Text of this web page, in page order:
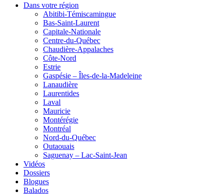
Dans votre région
Abitibi-Témiscamingue
Bas-Saint-Laurent
Capitale-Nationale
Centre-du-Québec
Chaudière-Appalaches
Côte-Nord
Estrie
Gaspésie – Îles-de-la-Madeleine
Lanaudière
Laurentides
Laval
Mauricie
Montérégie
Montréal
Nord-du-Québec
Outaouais
Saguenay – Lac-Saint-Jean
Vidéos
Dossiers
Blogues
Balados